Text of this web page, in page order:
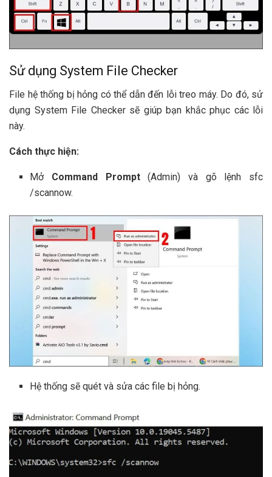
Sử dụng System File Checker
File hệ thống bị hỏng có thể dẫn đến lỗi treo máy. Do đó, sử
dụng System File Checker sẽ giúp bạn khắc phục các lỗi
này.
Cách thực hiện:
Mở Command Prompt(Admin) và gõ lệnh sfc
/scannow.
Hệ thống sẽ quét và sửa các file bị hỏng.